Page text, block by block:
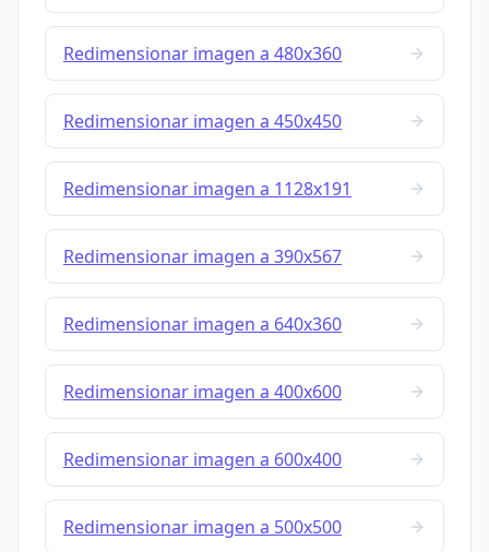
Redimensionar imagen a 480x360
Redimensionar imagen a 450x450
Redimensionar imagen a 1128x191
Redimensionar imagen a 390x567
Redimensionar imagen a 640x360
Redimensionar imagen a 400x600
Redimensionar imagen a 600x400
Redimensionar imagen a 500x500